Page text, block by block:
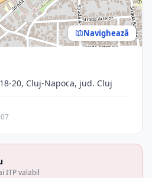
Navighează
20, Cluj-Napoca, jud. Cluj
ITP valabil